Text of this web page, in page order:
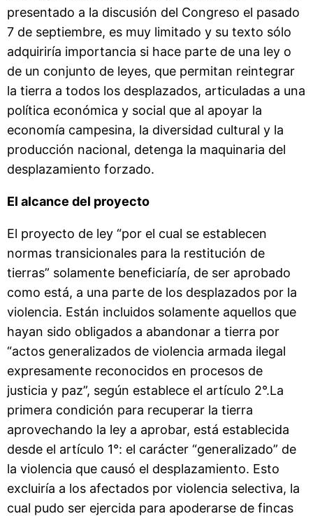
presentado a la discusión del Congreso el pasado
7 de septiembre, es muy limitado y su texto sólo
adquiriría importancia si hace parte de una ley o
de un conjunto de leyes, que permitan reintegrar
la tierra a todos los desplazados, articuladas a una
política económica y social que al apoyar la
economía campesina, la diversidad cultural y la
producción nacional, detenga la maquinaria del
desplazamiento forzado.
El alcance del proyecto
El proyecto de ley “por el cual se establecen
normas transicionales para la restitución de
tierras” solamente beneficiaría, de ser aprobado
como está, a una parte de los desplazados por la
violencia. Están incluidos solamente aquellos que
hayan sido obligados a abandonar a tierra por
“actos generalizados de violencia armada ilegal
expresamente reconocidos en procesos de
justicia y paz”, según establece el artículo 2°.La
primera condición para recuperar la tierra
aprovechando la ley a aprobar, está establecida
desde el artículo 1°: el carácter “generalizado” de
la violencia que causó el desplazamiento. Esto
excluiría a los afectados por violencia selectiva, la
cual pudo ser ejercida para apoderarse de fincas